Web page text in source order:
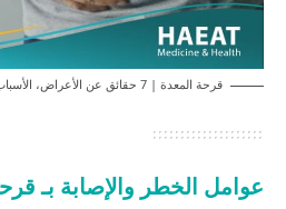
قرحة المعدة | 7 حقائق عن الأعراض، الأسباب، والعلاج 29
عوامل الخطر والإصابة بـ